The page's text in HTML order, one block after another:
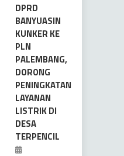
DPRD
BANYUASIN
KUNKER KE
PLN
PALEMBANG,
DORONG
PENINGKATAN
LAYANAN
LISTRIK DI
DESA
TERPENCIL